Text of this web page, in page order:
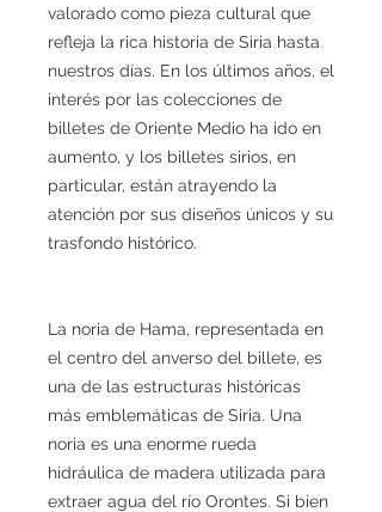
valorado como pieza cultural que
refleja la rica historia de Siria hasta
nuestros días. En los últimos años, el
interés por las colecciones de
billetes de Oriente Medio ha ido en
aumento, y los billetes sirios, en
particular, están atrayendo la
atención por sus diseños únicos y su
trasfondo histórico.
La noria de Hama, representada en
el centro del anverso del billete, es
una de las estructuras históricas
más emblemáticas de Siria. Una
noria es una enorme rueda
hidráulica de madera utilizada para
extraer agua del río Orontes. Si bien